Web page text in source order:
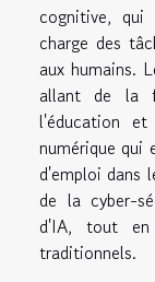
cognitive, qui
charge des
aux humains.
allant de la
l'éducation
numérique qui
d'emploi dans
de la cyber-
d'IA, tout en
traditionnels.